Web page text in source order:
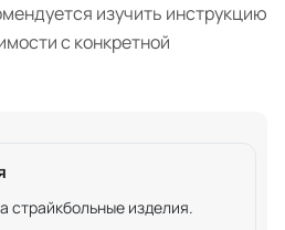
изучить инструкцию
с конкретной
страйкбольные изделия.